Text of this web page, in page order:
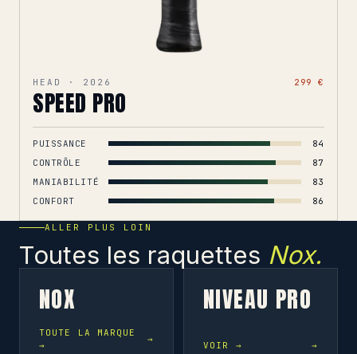
HEAD · 2026 299 €
SPEED PRO
PUISSANCE
84
CONTRÔLE
87
MANIABILITÉ
83
CONFORT
86
ALLER PLUS LOIN
Toutes les raquettes Nox.
NOX
TOUTE LA MARQUE
→
NIVEAU PRO
VOIR →